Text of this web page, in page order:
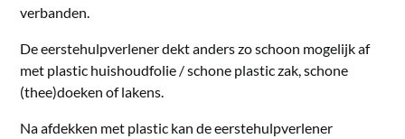
verbanden.
De eerstehulpverlener dekt anders zo schoon mogelijk af
met plastic huishoudfolie / schone plastic zak, schone
(thee)doeken of lakens.
Na afdekken met plastic kan de eerstehulpverlener